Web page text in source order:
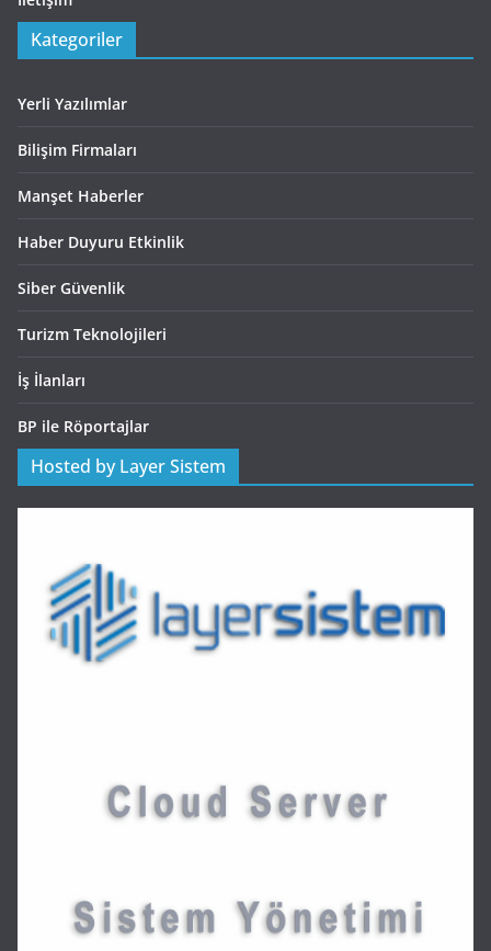
Kategoriler
Yerli Yazılımlar
Bilişim Firmaları
Manşet Haberler
Haber Duyuru Etkinlik
Siber Güvenlik
Turizm Teknolojileri
İş İlanları
BP ile Röportajlar
Hosted by Layer Sistem